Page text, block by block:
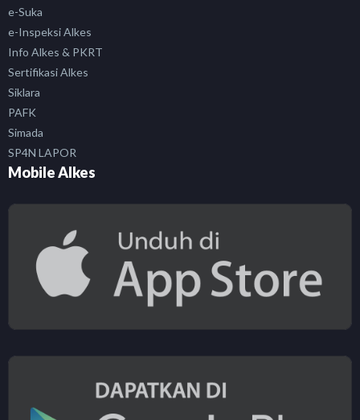
e-Suka
e-Inspeksi Alkes
Info Alkes & PKRT
Sertifikasi Alkes
Siklara
PAFK
Simada
SP4N LAPOR
Mobile Alkes